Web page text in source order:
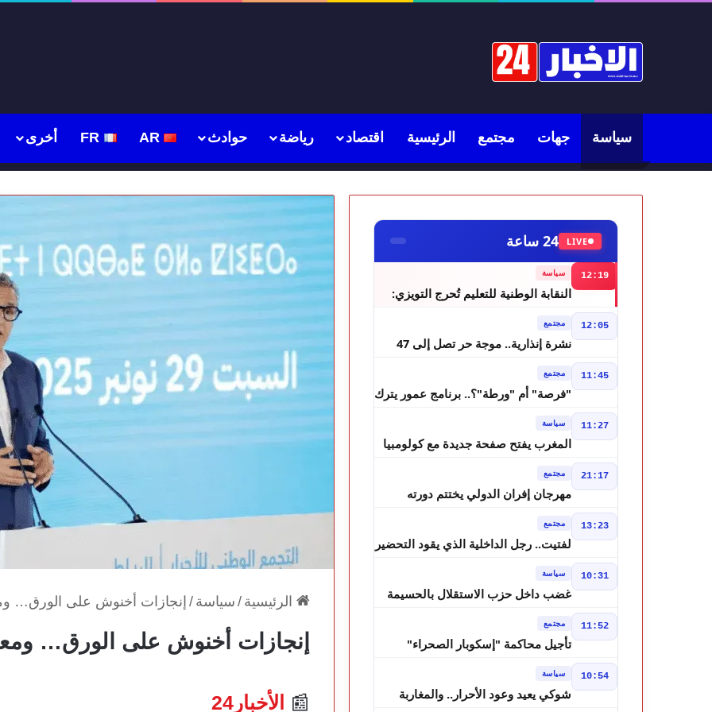
سياسة جهات مجتمع الرئيسية اقتصاد رياضة حوادث AR
FR أخرى
الرئيسية / سياسة / إنجازات أخنوش على الورق…
إنجازات أخنوش على الورق…
📰
الأخبار24
LIVE 24 ساعة
12:19 سياسة
النقابة الوطنية للتعليم تُحرج التويزي:
12:05 مجتمع
نشرة إنذارية.. موجة حر تصل إلى 47
بالمغرب
11:45 مجتمع
"فرصة" أم "ورطة"؟.. برنامج عمور يترك
11:27 سياسة
المغرب يفتح صفحة جديدة مع كولومبيا
21:17 مجتمع
مهرجان إفران الدولي يختتم دورته
تخطف الأضواء
13:23 مجتمع
لفتيت.. رجل الداخلية الذي يقود التحضير
10:31 سياسة
غضب داخل حزب الاستقلال بالحسيمة
الانتخابات التشريعية
11:52 مجتمع
تأجيل محاكمة "إسكوبار الصحراء"
حالة سراح
10:54 سياسة
شوكي يعيد وعود الأحرار.. والمغاربة